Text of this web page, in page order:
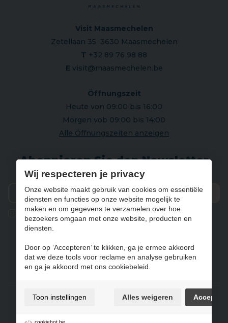
Visit Maasmechelen
Zetellaan 35 3630 Maasmechelen
T +32 89 76 98 88
E visit@maasmechelen.be
Öffnungszeit
Heute von 09:00 bis 16:00
Morgen vob 09:00 bis 14:00
Alle Öffnungszeiten anzeigen
Abonnieren Sie den Newsletter
Ik geef de toestemming om mijn gegevens te bewaren en
verwerken zoals aangegeven in onzeprivacy statement
NL DE EN
Gebruiksvoorwaarden & privacybeleid
Wij respecteren je privacy
Onze website maakt gebruik van cookies om essentiële
diensten en functies op onze website mogelijk te
maken en om gegevens te verzamelen over hoe
bezoekers omgaan met onze website, producten en
diensten.
Door op ‘Accepteren’ te klikken, ga je ermee akkoord
dat we deze tools voor reclame en analyse gebruiken
en ga je akkoord met ons cookiebeleid.
Toon instellingen Alles weigeren
cookiebot.be